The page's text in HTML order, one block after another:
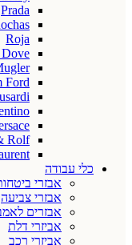
Prada
Roja
Ford
Rolf
כלי עבודה
אבזרי
אבזרי צביעה
אבזרים
אביזרי דלת
אביזרי רכב